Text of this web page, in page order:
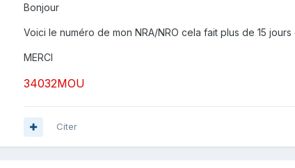
Bonjour
Voici le numéro de mon NRA/NRO cela fait plus de 15
MERCI
34032MOU
Citer